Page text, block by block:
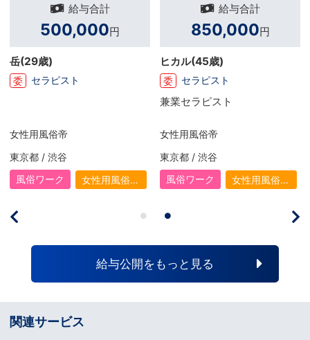
給与合計
500,000円
歳)
セラピスト
風俗帝
/ 渋谷
ワーク
女性用風俗
給与合計
850,000円
ヒカル(45歳)
セラピスト
兼業セラピスト
女性用風俗帝
東京都 / 渋谷
風俗ワーク
女性用風俗
も
よう
り
いる
給与公開をもっと見る
関連サービス